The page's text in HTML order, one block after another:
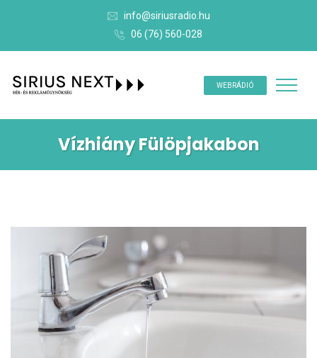
info@siriusradio.hu
06 (76) 560-028
WEBRÁDIÓ
Vízhiány Fülöpjakabon